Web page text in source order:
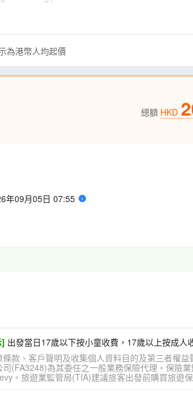
為港幣人均起價
總額 HKD
年09月05日 07:55
] 出發當日17歲以下按小童收費，17歲以上按成人
款、客戶聲明及收集個人資料目的及第三者權
(FA3248)為其委任之一般業務保險代理。保險
。旅遊業監管局(TIA)建議旅客出發前購買旅遊保